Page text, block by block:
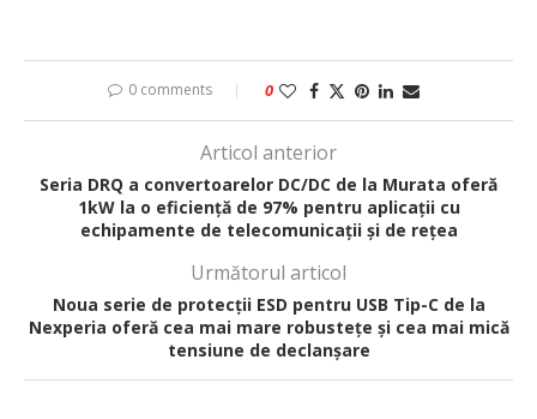
0 comments 0
Articol anterior
Seria DRQ a convertoarelor DC/DC de la Murata oferă
1kW la o eficiență de 97% pentru aplicații cu
echipamente de telecomunicații și de rețea
Următorul articol
Noua serie de protecții ESD pentru USB Tip-C de la
Nexperia oferă cea mai mare robustețe și cea mai mică
tensiune de declanșare